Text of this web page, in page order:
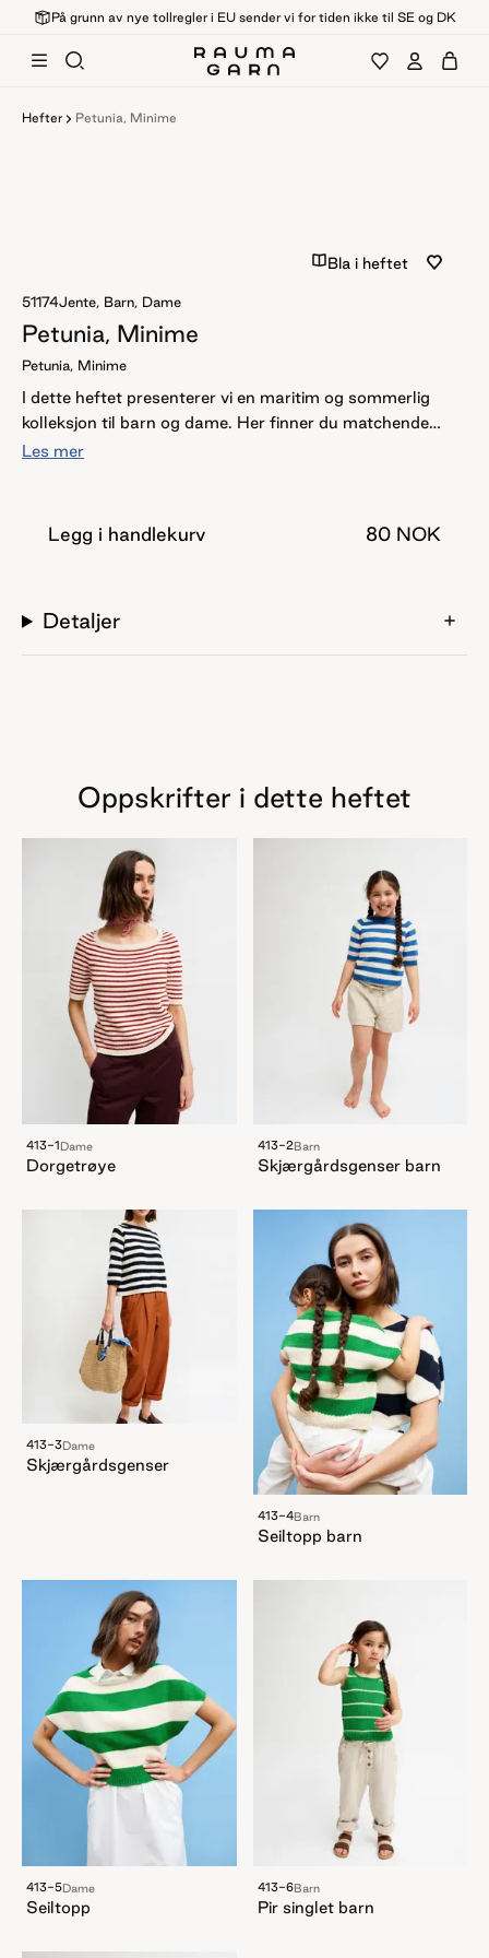
På grunn av nye tollregler i EU sender vi for tiden ikke til SE og DK
Hefter Petunia, Minime
Bla i heftet
51174Jente, Barn, Dame
Petunia, Minime
Petunia, Minime
I dette heftet presenterer vi en maritim og sommerlig
kolleksjon til barn og dame. Her finner du matchende
plagg til liten og stor i vårt myke bomullsgarn Petunia.
mange striper! I tillegg til de klassiske blå stripene, har
vi her lekt oss med flere glade og friske farger. Vi synes
Les mer
Legg i handlekurv 80 NOK
Detaljer
Oppskrifter i dette heftet
413-1Dame
Dorgetrøye
413-2Barn
Skjærgårdsgenser barn
413-3Dame
Skjærgårdsgenser
413-4Barn
Seiltopp barn
413-5Dame
Seiltopp
413-6Barn
Pir singlet barn